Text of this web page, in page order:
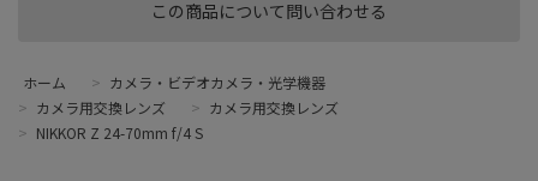
この商品について問い合わせる
ホーム > カメラ・ビデオカメラ・光学機器
> カメラ用交換レンズ > カメラ用交換レンズ
> NIKKOR Z 24-70mm f/4 S